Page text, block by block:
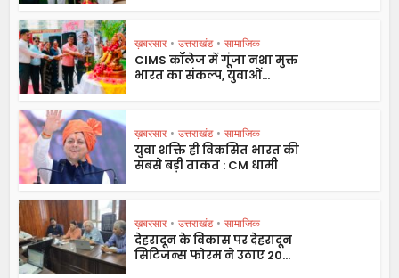
ख़बरसार • उत्तराखंड • सामाजिक
CIMS कॉलेज में गूंजा नशा मुक्त
भारत का संकल्प, युवाओं...
ख़बरसार • उत्तराखंड • सामाजिक
युवा शक्ति ही विकसित भारत की
सबसे बड़ी ताकत : CM धामी
ख़बरसार • उत्तराखंड • सामाजिक
देहरादून के विकास पर देहरादून
सिटिजन्स फोरम ने उठाए 20...